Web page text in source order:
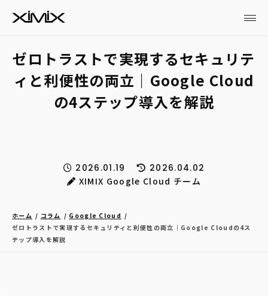
ゼロトラストで実現するセキュリテ
ィと利便性の両立｜Google Cloud
の4ステップ導入を解説
2026.01.19
2026.04.02
XIMIX Google Cloud チーム
ホーム コラム
Google Cloud
ゼロトラストで実現するセキュリティと利便性の両立｜Google Cloudの4ス
テップ導入を解説